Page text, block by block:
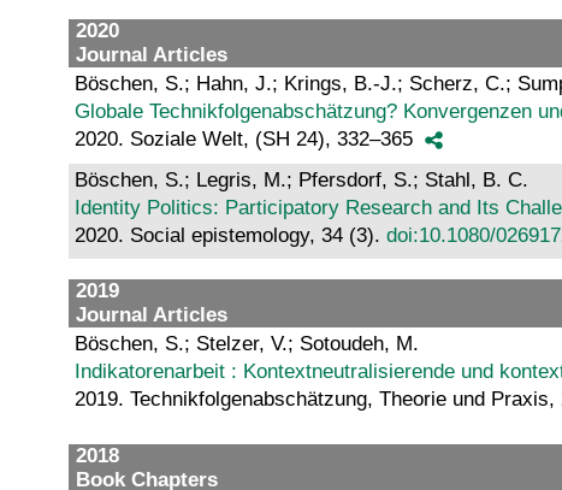
2020
Journal Articles
Böschen, S.; Hahn, J.; Krings, B.-J.; Scherz, C.;
Globale Technikfolgenabschätzung? Konvergenzen
2020. Soziale Welt, (SH 24), 332–365
Böschen, S.; Legris, M.; Pfersdorf, S.; Stahl, B. C.
Identity Politics: Participatory Research and Its
2020. Social epistemology, 34 (3). doi:10.1080/
2019
Journal Articles
Böschen, S.; Stelzer, V.; Sotoudeh, M.
Indikatorenarbeit : Kontextneutralisierende und
2019. Technikfolgenabschätzung, Theorie und Praxis,
2018
Book Chapters